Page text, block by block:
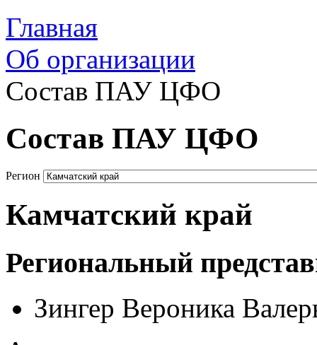
Главная
Об организации
Состав ПАУ ЦФО
Состав ПАУ ЦФО
Регион
Камчатский край
Региональный
Зингер Вероника